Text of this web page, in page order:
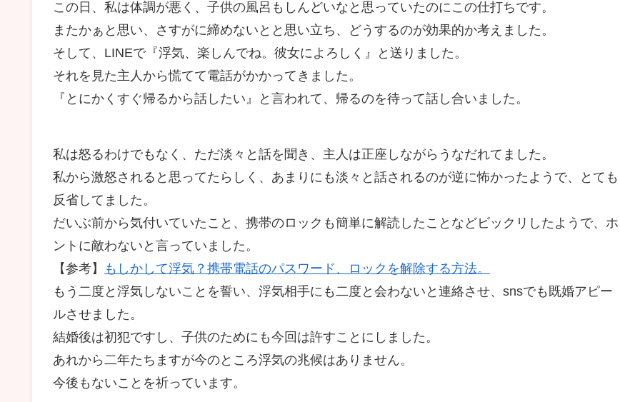
この日、私は体調が悪く、子供の風呂もしんどいなと思っていたのにこの仕打ちです。
またかぁと思い、さすがに締めないとと思い立ち、どうするのが効果的か考えました。
そして、LINEで『浮気、楽しんでね。彼女によろしく』と送りました。
それを見た主人から慌てて電話がかかってきました。
『とにかくすぐ帰るから話したい』と言われて、帰るのを待って話し合いました。
私は怒るわけでもなく、ただ淡々と話を聞き、主人は正座しながらうなだれてました。
私から激怒されると思ってたらしく、あまりにも淡々と話されるのが逆に怖かったようで、とても
反省してました。
だいぶ前から気付いていたこと、携帯のロックも簡単に解読したことなどビックリしたようで、ホ
ントに敵わないと言っていました。
【参考】
もしかして浮気？携帯電話のパスワード、ロックを解除する方法。
もう二度と浮気しないことを誓い、浮気相手にも二度と会わないと連絡させ、snsでも既婚アピー
ルさせました。
結婚後は初犯ですし、子供のためにも今回は許すことにしました。
あれから二年たちますが今のところ浮気の兆候はありません。
今後もないことを祈っています。